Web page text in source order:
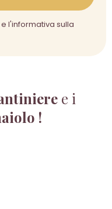
e i
!
l'informativa sulla